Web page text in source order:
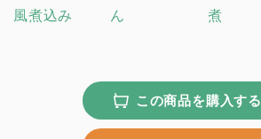
風煮込み
ん
煮
この商品を購入する